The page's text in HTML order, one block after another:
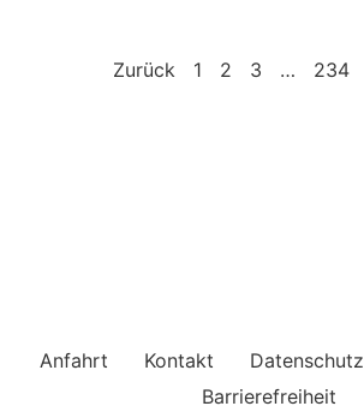
Zurück 1 2 3 … 234
Anfahrt Kontakt Datenschutz
Barrierefreiheit